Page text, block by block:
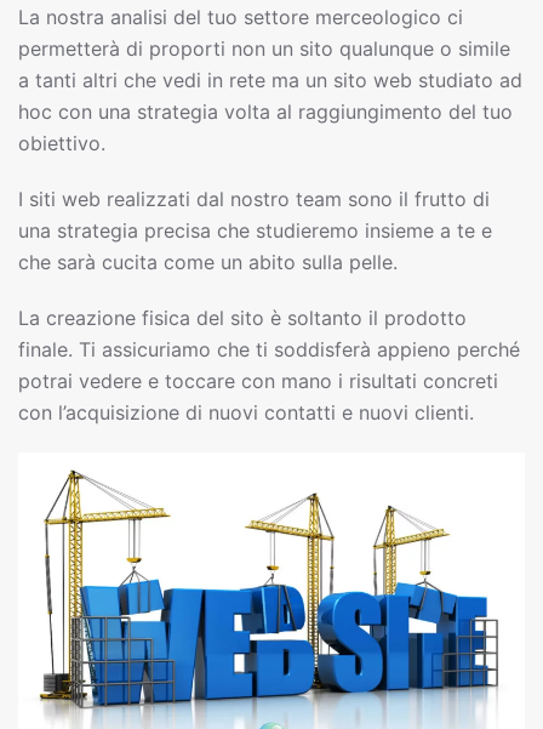
La nostra analisi del tuo settore merceologico ci
permetterà di proporti non un sito qualunque o simile
a tanti altri che vedi in rete ma un sito web studiato ad
hoc con una strategia volta al raggiungimento del tuo
obiettivo.
I siti web realizzati dal nostro team sono il frutto di
una strategia precisa che studieremo insieme a te e
che sarà cucita come un abito sulla pelle.
La creazione fisica del sito è soltanto il prodotto
finale. Ti assicuriamo che ti soddisferà appieno perché
potrai vedere e toccare con mano i risultati concreti
con l’acquisizione di nuovi contatti e nuovi clienti.